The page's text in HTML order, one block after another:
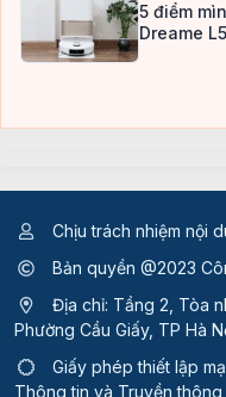
5 điểm
Dreame
Chịu trách nhiệm nội
Bản quyền @2023
Địa chỉ: Tầng 2, Tòa
Phường Cầu Giấy, TP Hà
Giấy phép thiết lập
Thông tin và Truyền